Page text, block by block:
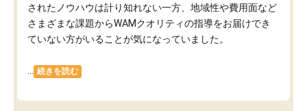
されたノウハウは計り知れない一方、地域性や費用面など
さまざまな課題からWAMクオリティの指導をお届けでき
ていない方がいることが気になっていました。
続きを読む